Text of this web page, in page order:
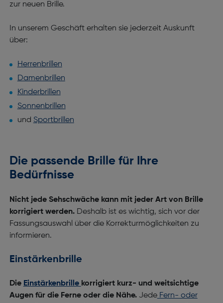
zur neuen Brille.
In unserem Geschäft erhalten sie jederzeit Auskunft
über:
Herrenbrillen
Damenbrillen
Kinderbrillen
Sonnenbrillen
und Sportbrillen
Die passende Brille für Ihre
Bedürfnisse
Nicht jede Sehschwäche kann mit jeder Art von Brille
korrigiert werden.Deshalb ist es wichtig, sich vor der
Fassungsauswahl über die Korrekturmöglichkeiten zu
informieren.
Einstärkenbrille
Die Einstärkenbrille korrigiert kurz- und weitsichtige
Augen für die Ferne oder die Nähe.JedeFern- oder